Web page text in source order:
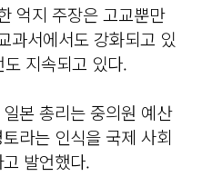
억지 주장은 고교뿐만
과서에서도 강화되고 있
지속되고 있다.
본 총리는 중의원 예산
라는 인식을 국제 사회
발언했다.